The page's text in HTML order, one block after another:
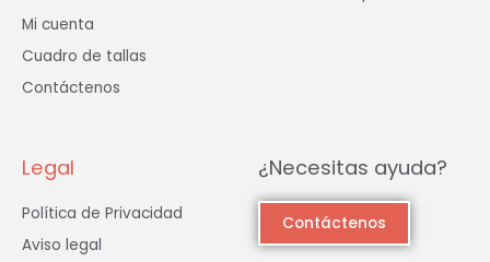
Mi cuenta
Cuadro de tallas
Contáctenos
Legal
Política de Privacidad
Aviso legal
¿Necesitas ayuda?
Contáctenos